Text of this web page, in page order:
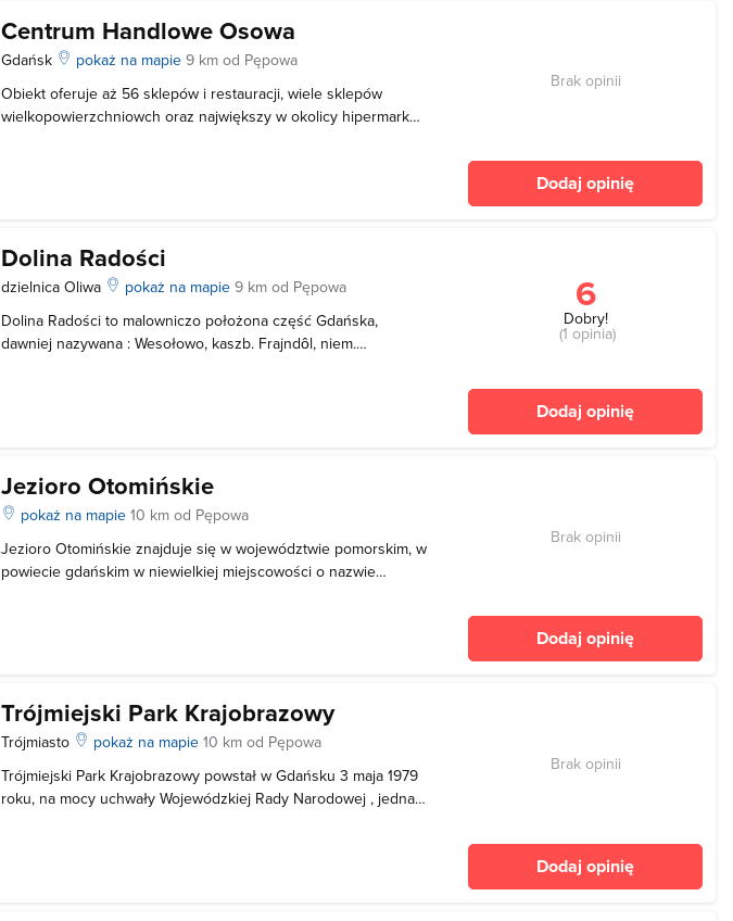
Centrum Handlowe Osowa
Gdańsk pokaż na mapie9 km od Pępowa
Obiekt oferuje aż 56 sklepów i restauracji, wiele sklepów
wielkopowierzchniowch oraz największy w okolicy hipermarket.
Brak opinii
Dodaj opinię
Dolina Radości
dzielnica Oliwa pokaż na mapie9 km od Pępowa
Dolina Radości to malowniczo położona część Gdańska,
dawniej nazywana : Wesołowo, kaszb. Frajndôl, niem.
6
Dobry!
(1 opinia)
Dodaj opinię
Jezioro Otomińskie
pokaż na mapie10 km od Pępowa
Jezioro Otomińskie znajduje się w województwie pomorskim, w
powiecie gdańskim w niewielkiej miejscowości o nazwie
Brak opinii
Dodaj opinię
Trójmiejski Park Krajobrazowy
Trójmiasto pokaż na mapie10 km od Pępowa
Trójmiejski Park Krajobrazowy powstał w Gdańsku 3 maja 1979
roku, na mocy uchwały Wojewódzkiej Rady Narodowej , jednak
Brak opinii
Dodaj opinię